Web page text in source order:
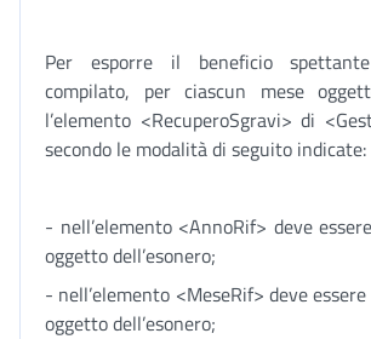
Per esporre il beneficio
compilato, per ciascun mese
l’elemento <RecuperoSgravi> di
secondo le modalità di seguito indicate:
- nell’elemento <AnnoRif> deve
oggetto dell’esonero;
- nell’elemento <MeseRif> deve
oggetto dell’esonero;